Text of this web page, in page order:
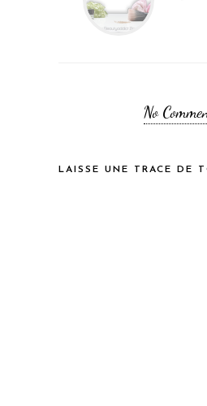
No
LAISSE UNE TRACE DE